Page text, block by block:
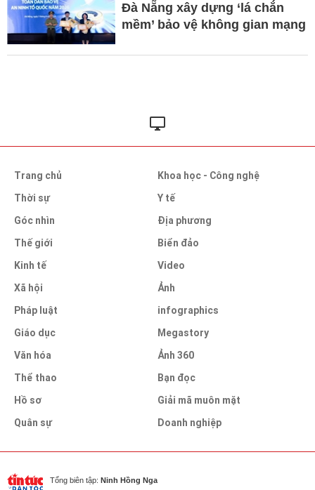
Đà Nẵng xây dựng ‘lá chắn
mềm’ bảo vệ không gian mạng
Trang chủ
Thời sự
Góc nhìn
Thế giới
Kinh tế
Xã hội
Pháp luật
Giáo dục
Văn hóa
Thể thao
Hồ sơ
Quân sự
Khoa học - Công nghệ
Y tế
Địa phương
Biển đảo
Video
Ảnh
infographics
Megastory
Ảnh 360
Bạn đọc
Giải mã muôn mặt
Doanh nghiệp
Tổng biên tập: Ninh Hồng Nga